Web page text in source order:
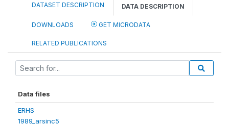
DATASET DESCRIPTION DATA DESCRIPTION
DOWNLOADS GET MICRODATA
RELATED PUBLICATIONS
Data files
ERHS
1989_arsinc5